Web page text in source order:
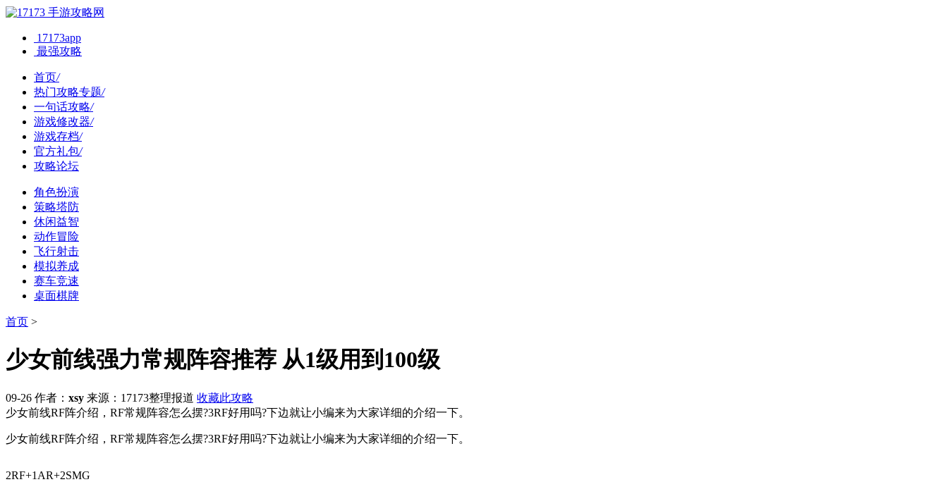
手游攻略网
17173app
最强攻略
首页/
热门攻略专题/
一句话攻略/
游戏修改器/
游戏存档/
官方礼包/
攻略论坛
角色扮演
策略塔防
休闲益智
动作冒险
飞行射击
模拟养成
赛车竞速
桌面棋牌
首页 >
少女前线强力常规阵容推荐 从1级用到100级
09-26 作者： xsy 来源：17173整理报道 收藏此攻略
少女前线RF阵介绍，RF常规阵容怎么摆?3RF好用吗?下边就让小编来为大家详细的介绍一下。
少女前线RF阵介绍，RF常规阵容怎么摆?3RF好用吗?下边就让小编来为大家详细的介绍一下。
2RF+1AR+2SMG